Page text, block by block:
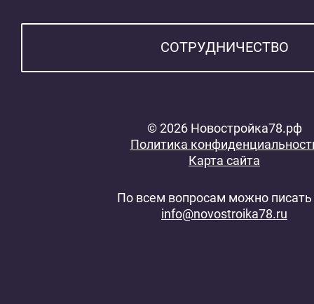
СОТРУДНИЧЕСТВО
© 2026 Новостройка78.рф
Политика
Карта сайта
По всем вопросам можно писать
info@novostroika78.ru